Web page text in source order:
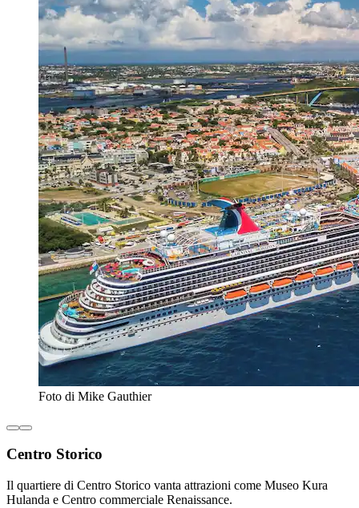
Foto di Mike Gauthier
Centro Storico
Il quartiere di Centro Storico vanta attrazioni come Museo Kura
Hulanda e Centro commerciale Renaissance.